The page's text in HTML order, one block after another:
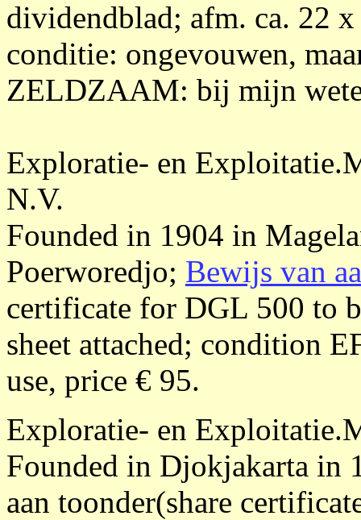
dividendblad; afm. ca. 22
conditie: ongevouwen,
ZELDZAAM: bij mijn
Exploratie- en
N.V.
Founded in 1904 in
Poerworedjo; Bewijs van
certificate for DGL 500 to
sheet attached; condition
use, price € 95.
Exploratie- en
Founded in Djokjakarta in
aan toonder(share